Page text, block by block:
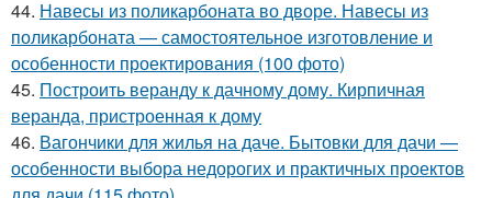
44. Навесы из поликарбоната во дворе. Навесы из
поликарбоната — самостоятельное изготовление и
особенности проектирования (100 фото)
45. Построить веранду к дачному дому. Кирпичная
веранда, пристроенная к дому
46. Вагончики для жилья на даче. Бытовки для дачи —
особенности выбора недорогих и практичных проектов